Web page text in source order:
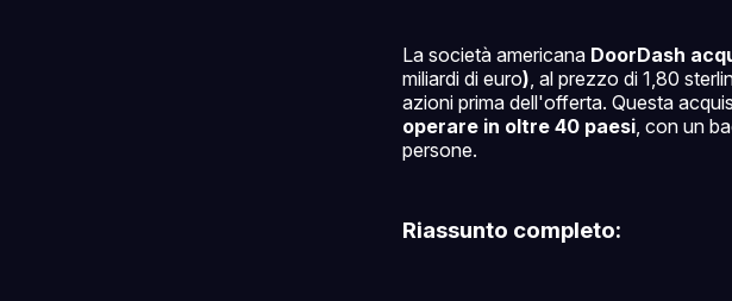
La società americana DoorDash
miliardi di euro), al prezzo di 1,80
azioni prima dell'offerta. Questa
operare in oltre 40 paesi, con un
persone.
Riassunto completo: